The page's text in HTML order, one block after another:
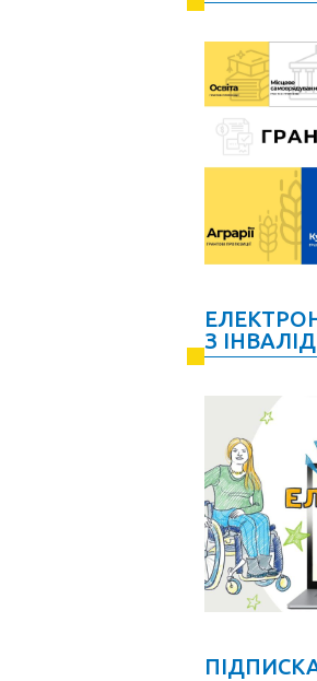
З